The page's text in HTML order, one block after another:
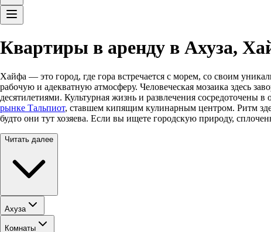
Квартиры в аренду в Ахуза,
Хайфа — это город, где гора встречается с морем, со своим
рабочую и адекватную атмосферу. Человеческая мозаика здесь
десятилетиями. Культурная жизнь и развлечения сосредоточены
рынке Тальпиот, ставшем кипящим кулинарным центром. Ритм
будто они тут хозяева. Если вы ищете городскую природу,
Читать далее
Ахуза
Комнаты